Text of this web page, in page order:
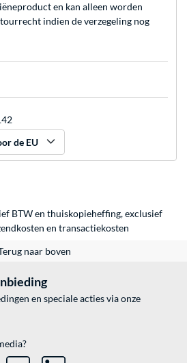
en kan alleen worden
indien de verzegeling nog
de EU
BTW en thuiskopieheffing, exclusief
en transactiekosten
naar boven
en speciale acties via onze